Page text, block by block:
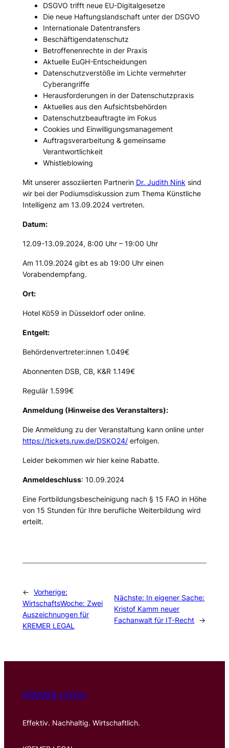
DSGVO trifft neue EU-Digitalgesetze
Die neue Haftungslandschaft unter der DSGVO
Internationale Datentransfers
Beschäftigendatenschutz
Betroffenenrechte in der Praxis
Aktuelle EuGH-Entscheidungen
Datenschutzverstöße im Lichte vermehrter
Cyberangriffe
Herausforderungen in der Datenschutzpraxis
Aktuelles aus den Aufsichtsbehörden
Datenschutzbeauftragte im Fokus
Cookies und Einwilligungsmanagement
Auftragsverarbeitung & gemeinsame
Verantwortlichkeit
Whistleblowing
Mit unserer assoziierten Partnerin Dr. Judith Nink sind
wir bei der Podiumsdiskussion zum Thema Künstliche
Intelligenz am 13.09.2024 vertreten.
Datum:
12.09-13.09.2024, 8:00 Uhr – 19:00 Uhr
Am 11.09.2024 gibt es ab 19:00 Uhr einen
Vorabendempfang.
Ort:
Hotel Kö59 in Düsseldorf oder online.
Entgelt:
Behördenvertreter:innen 1.049€
Abonnenten DSB, CB, K&R 1.149€
Regulär 1.599€
Anmeldung (Hinweise des Veranstalters):
Die Anmeldung zu der Veranstaltung kann online unter
https://tickets.ruw.de/DSKO24/erfolgen.
Leider bekommen wir hier keine Rabatte.
Anmeldeschluss: 10.09.2024
Eine Fortbildungsbescheinigung nach § 15 FAO in Höhe
von 15 Stunden für Ihre berufliche Weiterbildung wird
erteilt.
← Vorherige:
WirtschaftsWoche: Zwei
Auszeichnungen für
KREMER LEGAL
Nächste: In eigener Sache:
Kristof Kamm neuer
Fachanwalt für IT-Recht →
KREMER LEGAL
Effektiv. Nachhaltig. Wirtschaftlich.